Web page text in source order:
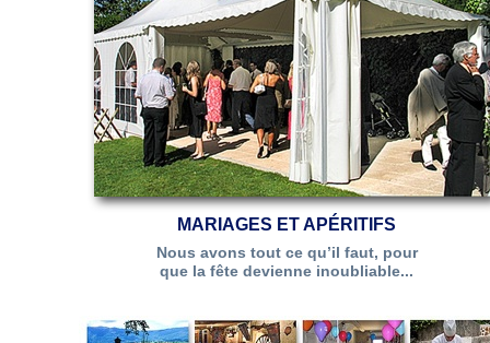
MARIAGES ET APÉRITIFS
Nous avons tout ce qu’il faut, pour
que la fête devienne inoubliable...